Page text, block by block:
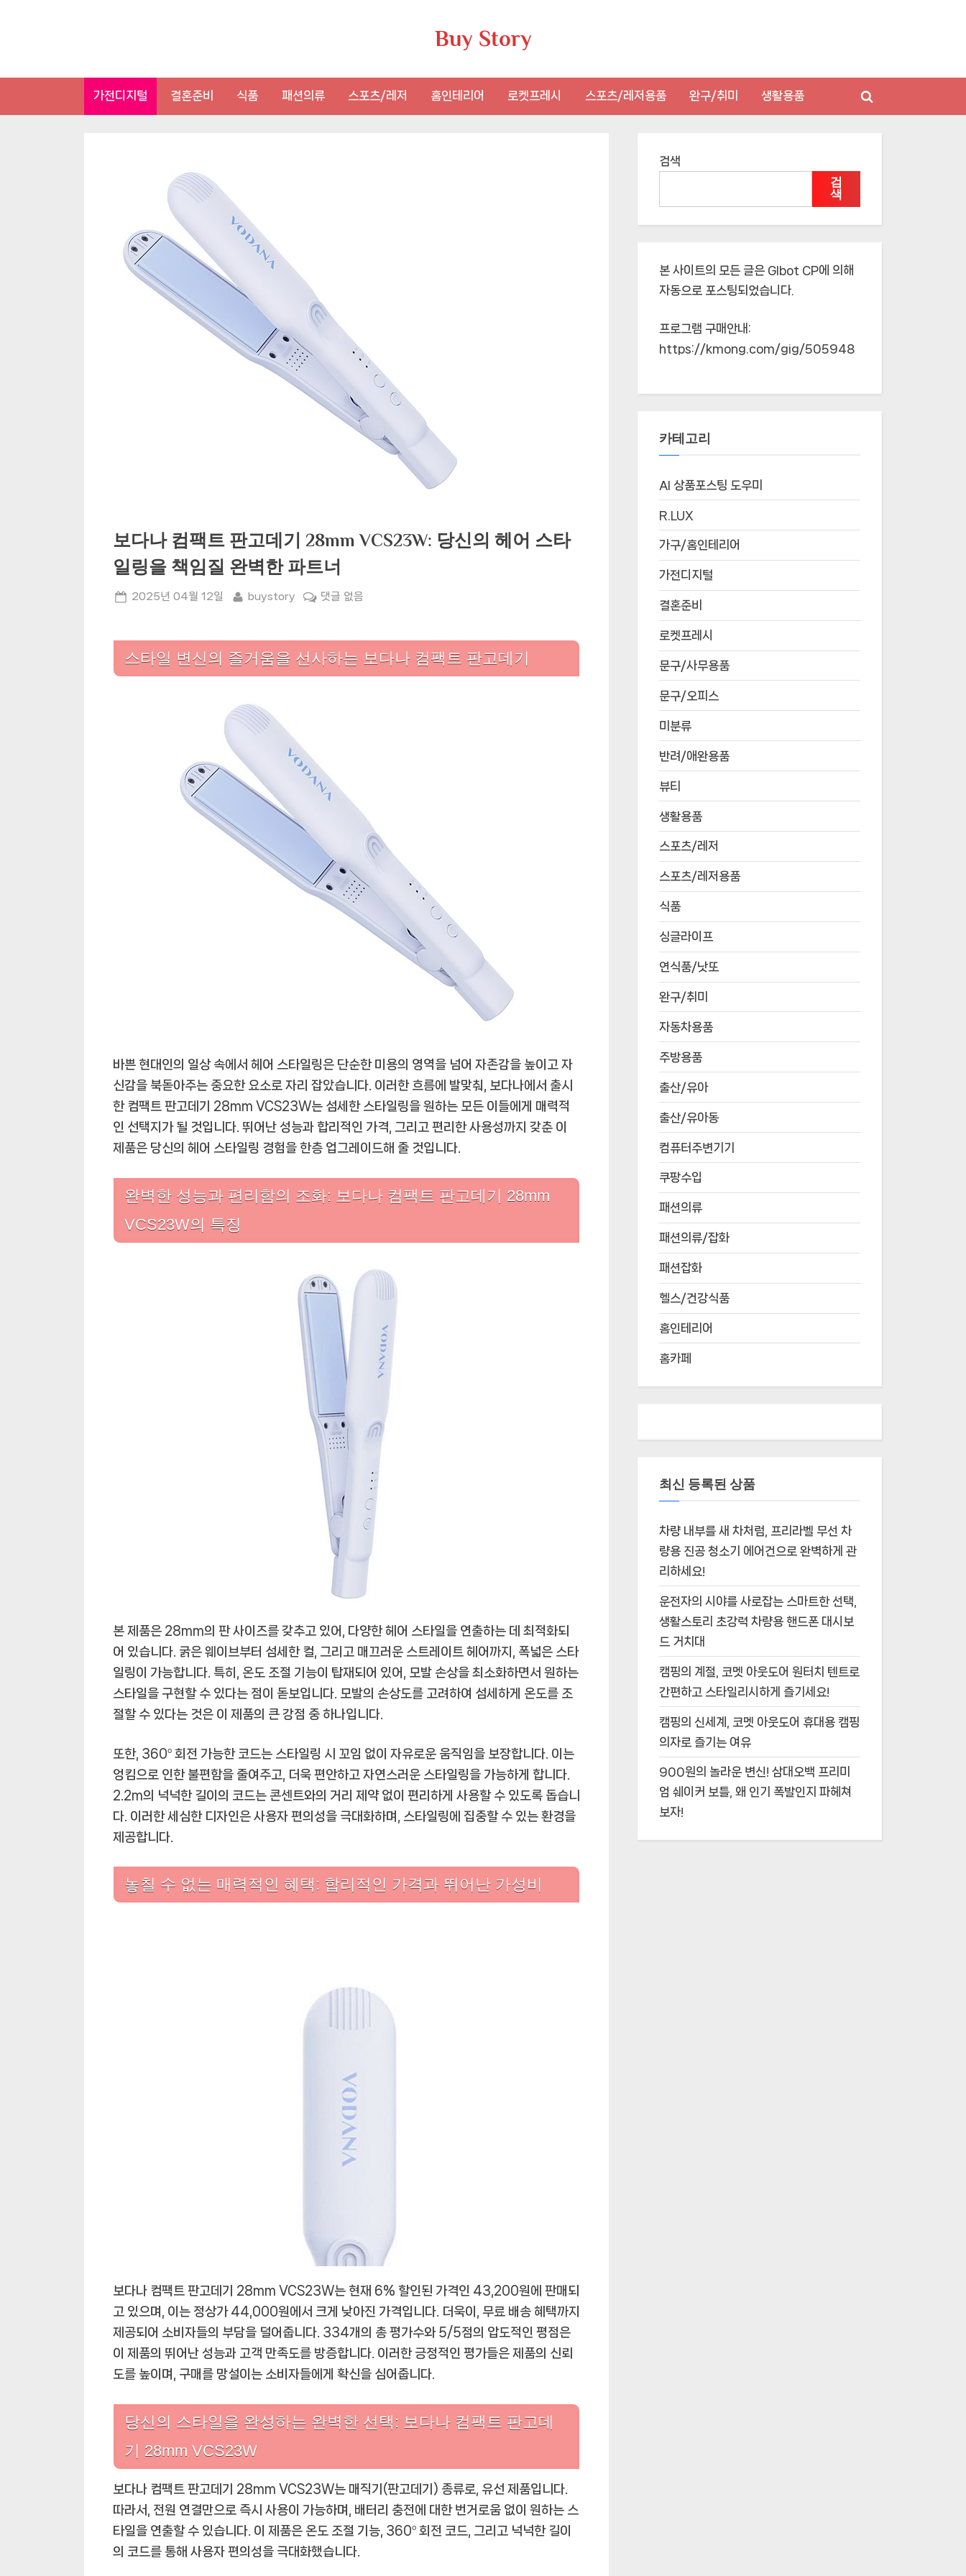
Buy Story
가전디지털 결혼준비 식품 패션의류 스포츠/레저 홈인테리어 로켓프레시 스포츠/레저용품 완구/취미 생활용품
Toggle
보다나 컴팩트 판고데기 28mm VCS23W: 당신의 헤어 스타
일링을 책임질 완벽한 파트너
Posted
2025년 04월 12일 By
buystory
보
컴
팩
28mm
VCS23W:
의
헤
어
스
벽
한
파
너
에
댓글 없음
스타일 변신의 즐거움을 선사하는 보다나 컴팩트 판고데기
바쁜 현대인의 일상 속에서 헤어 스타일링은 단순한 미용의 영역을 넘어 자존감을 높이고 자
신감을 북돋아주는 중요한 요소로 자리 잡았습니다. 이러한 흐름에 발맞춰, 보다나에서 출시
한 컴팩트 판고데기 28mm VCS23W는 섬세한 스타일링을 원하는 모든 이들에게 매력적
인 선택지가 될 것입니다. 뛰어난 성능과 합리적인 가격, 그리고 편리한 사용성까지 갖춘 이
제품은 당신의 헤어 스타일링 경험을 한층 업그레이드해 줄 것입니다.
완벽한 성능과 편리함의 조화: 보다나 컴팩트 판고데기 28mm
VCS23W의 특징
본 제품은 28mm의 판 사이즈를 갖추고 있어, 다양한 헤어 스타일을 연출하는 데 최적화되
어 있습니다. 굵은 웨이브부터 섬세한 컬, 그리고 매끄러운 스트레이트 헤어까지, 폭넓은 스타
일링이 가능합니다. 특히, 온도 조절 기능이 탑재되어 있어, 모발 손상을 최소화하면서 원하는
스타일을 구현할 수 있다는 점이 돋보입니다. 모발의 손상도를 고려하여 섬세하게 온도를 조
절할 수 있다는 것은 이 제품의 큰 강점 중 하나입니다.
또한, 360º 회전 가능한 코드는 스타일링 시 꼬임 없이 자유로운 움직임을 보장합니다. 이는
엉킴으로 인한 불편함을 줄여주고, 더욱 편안하고 자연스러운 스타일링을 가능하게 합니다.
2.2m의 넉넉한 길이의 코드는 콘센트와의 거리 제약 없이 편리하게 사용할 수 있도록 돕습니
다. 이러한 세심한 디자인은 사용자 편의성을 극대화하며, 스타일링에 집중할 수 있는 환경을
제공합니다.
놓칠 수 없는 매력적인 혜택: 합리적인 가격과 뛰어난 가성비
보다나 컴팩트 판고데기 28mm VCS23W는 현재 6% 할인된 가격인 43,200원에 판매되
고 있으며, 이는 정상가 44,000원에서 크게 낮아진 가격입니다. 더욱이, 무료 배송 혜택까지
제공되어 소비자들의 부담을 덜어줍니다. 334개의 총 평가수와 5/5점의 압도적인 평점은
이 제품의 뛰어난 성능과 고객 만족도를 방증합니다. 이러한 긍정적인 평가들은 제품의 신뢰
도를 높이며, 구매를 망설이는 소비자들에게 확신을 심어줍니다.
당신의 스타일을 완성하는 완벽한 선택: 보다나 컴팩트 판고데
기 28mm VCS23W
보다나 컴팩트 판고데기 28mm VCS23W는 매직기(판고데기) 종류로, 유선 제품입니다.
따라서, 전원 연결만으로 즉시 사용이 가능하며, 배터리 충전에 대한 번거로움 없이 원하는 스
타일을 연출할 수 있습니다. 이 제품은 온도 조절 기능, 360º 회전 코드, 그리고 넉넉한 길이
의 코드를 통해 사용자 편의성을 극대화했습니다.
검색
검
색
본 사이트의 모든 글은 Glbot CP에 의해
자동으로 포스팅되었습니다.
프로그램 구매안내:
https://kmong.com/gig/505948
카테고리
AI 상품포스팅 도우미
R.LUX
가구/홈인테리어
가전디지털
결혼준비
로켓프레시
문구/사무용품
문구/오피스
미분류
반려/애완용품
뷰티
생활용품
스포츠/레저
스포츠/레저용품
식품
싱글라이프
연식품/낫또
완구/취미
자동차용품
주방용품
출산/유아
출산/유아동
컴퓨터주변기기
쿠팡수입
패션의류
패션의류/잡화
패션잡화
헬스/건강식품
홈인테리어
홈카페
최신 등록된 상품
차량 내부를 새 차처럼, 프리라벨 무선 차
량용 진공 청소기 에어건으로 완벽하게 관
리하세요!
운전자의 시야를 사로잡는 스마트한 선택,
생활스토리 초강력 차량용 핸드폰 대시보
드 거치대
캠핑의 계절, 코멧 아웃도어 원터치 텐트로
간편하고 스타일리시하게 즐기세요!
캠핑의 신세계, 코멧 아웃도어 휴대용 캠핑
의자로 즐기는 여유
900원의 놀라운 변신! 삼대오백 프리미
엄 쉐이커 보틀, 왜 인기 폭발인지 파헤쳐
보자!